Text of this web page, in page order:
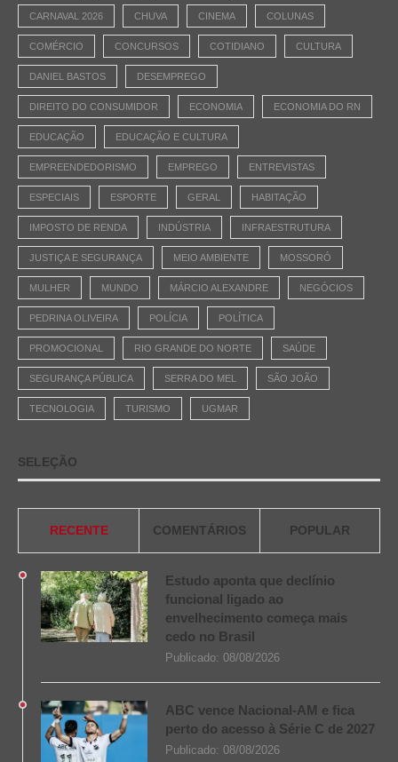
CARNAVAL 2026 CHUVA CINEMA COLUNAS
COMÉRCIO CONCURSOS COTIDIANO CULTURA
DANIEL BASTOS DESEMPREGO
DIREITO DO CONSUMIDOR ECONOMIA ECONOMIA DO RN
EDUCAÇÃO EDUCAÇÃO E CULTURA
EMPREENDEDORISMO EMPREGO ENTREVISTAS
ESPECIAIS ESPORTE GERAL HABITAÇÃO
IMPOSTO DE RENDA INDÚSTRIA INFRAESTRUTURA
JUSTIÇA E SEGURANÇA MEIO AMBIENTE MOSSORÓ
MULHER MUNDO MÁRCIO ALEXANDRE NEGÓCIOS
PEDRINA OLIVEIRA POLÍCIA POLÍTICA
PROMOCIONAL RIO GRANDE DO NORTE SAÚDE
SEGURANÇA PÚBLICA SERRA DO MEL SÃO JOÃO
TECNOLOGIA TURISMO UGMAR
SELEÇÃO
RECENTE COMENTÁRIOS POPULAR
Estudo aponta que declínio
funcional ligado ao
envelhecimento começa mais
cedo no Brasil
Publicado: 08/08/2026
ABC vence Nacional-AM e fica
perto do acesso à Série C de 2027
Publicado: 08/08/2026